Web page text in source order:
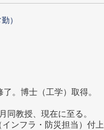
）
。博士（工学）取得。
同教授、現在に至る。
ンフラ・防災担当）付